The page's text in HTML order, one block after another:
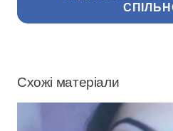
Схожі матеріали